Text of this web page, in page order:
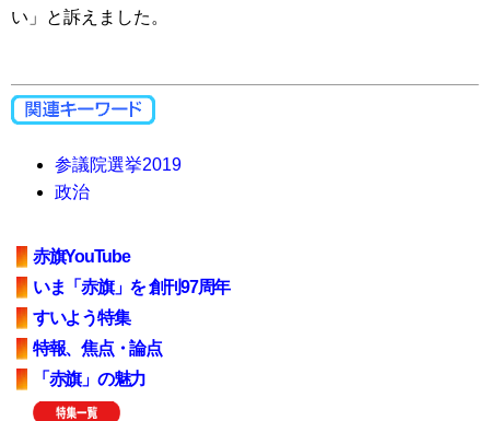
い」と訴えました。
参議院選挙2019
政治
赤旗YouTube
いま「赤旗」を 創刊97周年
すいよう特集
特報、焦点・論点
「赤旗」の魅力